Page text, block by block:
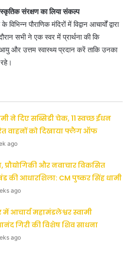
संरक्षण का लिया संकल्प
पौराणिक मंदिरों में विद्वान आचार्यों द्वारा
सभी ने एक स्वर में प्रार्थना की कि
आयु और उत्तम स्वास्थ्य प्रदान करें ताकि उनका
ने दिए सब्सिडी चेक, 11 स्वच्छ ईंधन
वाहनों को दिखाया फ्लैग ऑफ
ago
प्रौद्योगिकी और नवाचार विकसित
की आधारशिला: CM पुष्कर सिंह धामी
ago
में आचार्य महामंडलेश्वर स्वामी
गिरी की विशेष शिव साधना
ago